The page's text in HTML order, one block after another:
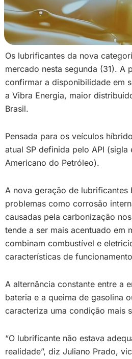
Os lubrificantes da nova
mercado nesta segunda (31). A
confirmar a disponibilidade em
a Vibra Energia, maior
Brasil.
Pensada para os veículos
atual SP definida pelo API (sigla
Americano do Petróleo).
A nova geração de lubrificantes
problemas como corrosão
causadas pela carbonização
tende a ser mais acentuado em
combinam combustível e
características de
A alternância constante entre a
bateria e a queima de gasolina
caracteriza uma condição mais
“O lubrificante não estava
realidade”, diz Juliano Prado,